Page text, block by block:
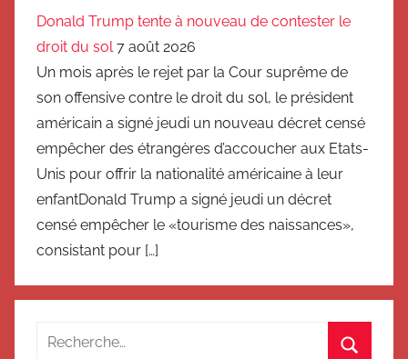
Donald Trump tente à nouveau de contester le
droit du sol 7 août 2026
Un mois après le rejet par la Cour suprême de
son offensive contre le droit du sol, le président
américain a signé jeudi un nouveau décret censé
empêcher des étrangères d’accoucher aux Etats-
Unis pour offrir la nationalité américaine à leur
enfantDonald Trump a signé jeudi un décret
censé empêcher le «tourisme des naissances»,
consistant pour […]
Recherche